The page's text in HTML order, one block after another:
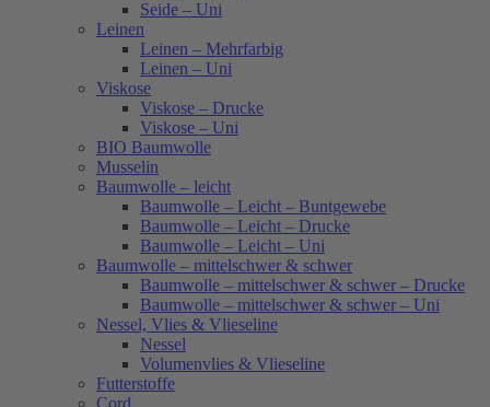
Seide – Uni
Leinen
Leinen – Mehrfarbig
Leinen – Uni
Viskose
Viskose – Drucke
Viskose – Uni
BIO Baumwolle
Musselin
Baumwolle – leicht
Baumwolle – Leicht – Buntgewebe
Baumwolle – Leicht – Drucke
Baumwolle – Leicht – Uni
Baumwolle – mittelschwer & schwer
Baumwolle – mittelschwer & schwer – Drucke
Baumwolle – mittelschwer & schwer – Uni
Nessel, Vlies & Vlieseline
Nessel
Volumenvlies & Vlieseline
Futterstoffe